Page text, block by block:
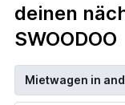
deinen
SWOODOO
Mietwagen in